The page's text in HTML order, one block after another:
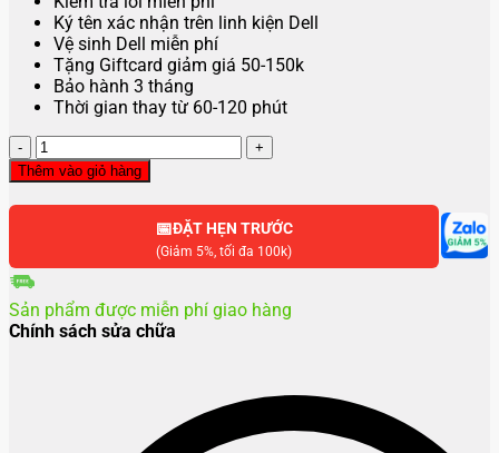
Ký tên xác nhận trên linh kiện Dell
Vệ sinh Dell miễn phí
Tặng Giftcard giảm giá 50-150k
Bảo hành 3 tháng
Thời gian thay từ 60-120 phút
Thay
màn
hình
laptop
17
số
lượng
Thêm vào giỏ hàng
📅ĐẶT HẸN TRƯỚC
(Giảm 5%, tối đa 100k)
Sản phẩm được miễn phí giao hàng
Chính sách sửa chữa